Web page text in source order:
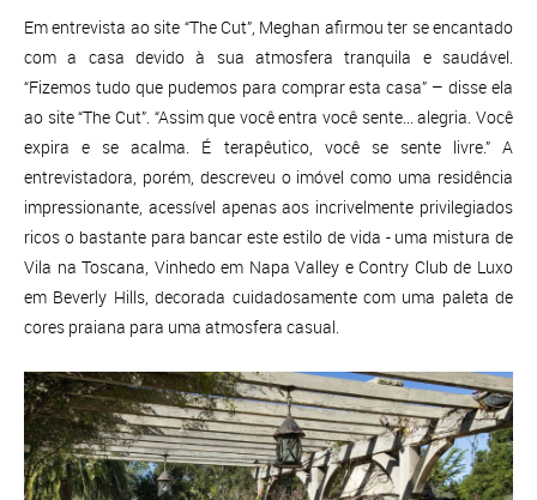
Em entrevista ao site “The Cut”, Meghan afirmou ter se encantado
com a casa devido à sua atmosfera tranquila e saudável.
“Fizemos tudo que pudemos para comprar esta casa” – disse ela
ao site “The Cut”. “Assim que você entra você sente... alegria. Você
expira e se acalma. É terapêutico, você se sente livre.” A
entrevistadora, porém, descreveu o imóvel como uma residência
impressionante, acessível apenas aos incrivelmente privilegiados
ricos o bastante para bancar este estilo de vida - uma mistura de
Vila na Toscana, Vinhedo em Napa Valley e Contry Club de Luxo
em Beverly Hills, decorada cuidadosamente com uma paleta de
cores praiana para uma atmosfera casual.